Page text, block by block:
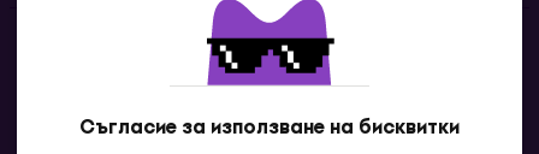
Съгласие за използване на бисквитки
Контакти